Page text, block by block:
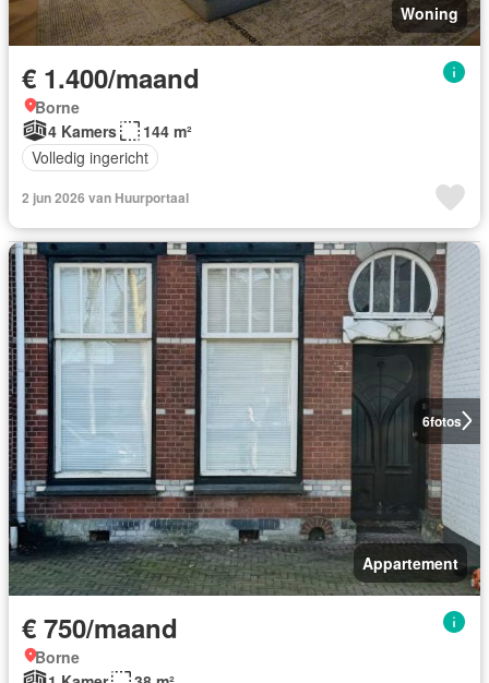
Woning
€ 1.400/maand
Borne
4 Kamers
144 m²
Volledig ingericht
2 jun 2026 van Huurportaal
6fotos
Appartement
€ 750/maand
Borne